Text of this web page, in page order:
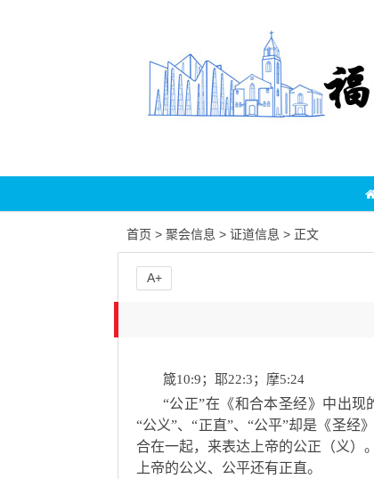
首页 > 聚会信息 > 证道信息 > 正文
箴10:9；耶22:3；摩5:24
“公正”在《和合本圣经》中出
“公义”、“正直”、“公平”却是《圣
合在一起，来表达上帝的公正（义）
上帝的公义、公平还有正直。
A+